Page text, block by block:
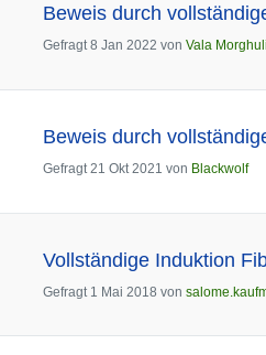
Beweis durch
Gefragt 8 Jan 2022 von Vala
Beweis durch
Gefragt 21 Okt 2021 von Blackwolf
Vollständige Induktion
Gefragt 1 Mai 2018 von